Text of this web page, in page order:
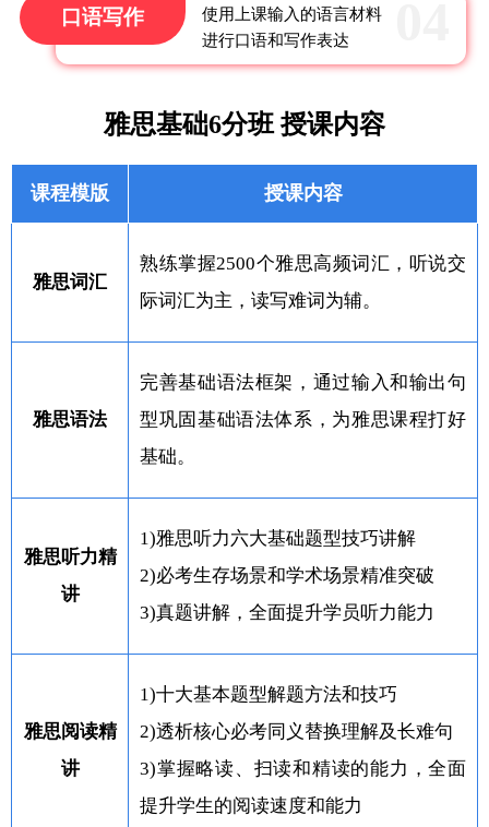
口语写作
使用上课输入的语言材料
进行口语和写作表达
雅思基础6分班 授课内容
课程模版 授课内容
雅思词汇
熟练掌握2500个雅思高频词汇，听说交
际词汇为主，读写难词为辅。
雅思语法
完善基础语法框架，通过输入和输出句
型巩固基础语法体系，为雅思课程打好
基础。
雅思听力精
讲
1)雅思听力六大基础题型技巧讲解
2)必考生存场景和学术场景精准突破
3)真题讲解，全面提升学员听力能力
雅思阅读精
讲
1)十大基本题型解题方法和技巧
2)透析核心必考同义替换理解及长难句
3)掌握略读、扫读和精读的能力，全面
提升学生的阅读速度和能力